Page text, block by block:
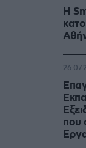
Η
που